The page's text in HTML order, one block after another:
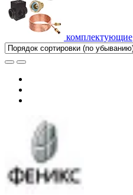
комплектующие